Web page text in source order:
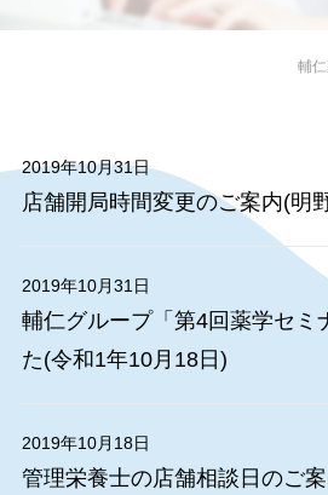
輔
2019年10月31日
店舗開局時間変更のご案内(明
2019年10月31日
輔仁グループ「第4回薬学セミ
た(令和1年10月18日)
2019年10月18日
管理栄養士の店舗相談日のご